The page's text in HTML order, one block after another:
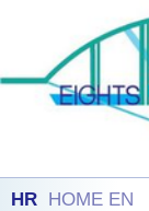
HR HOME EN